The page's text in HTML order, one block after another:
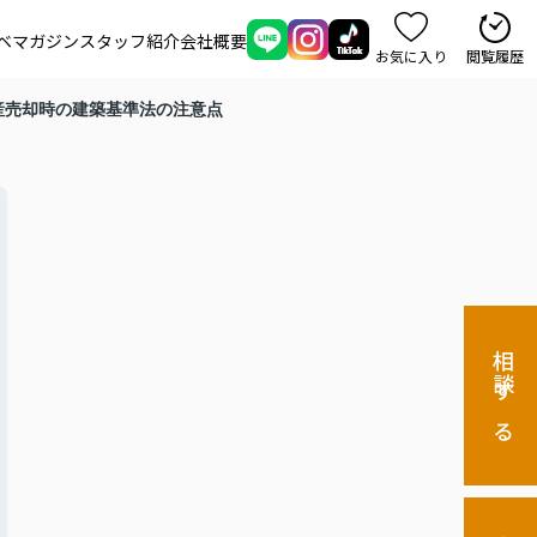
マガジンスタッフ紹介会社概要
お気に入り 閲覧履歴
相談する
却時の建築基準法の注意点